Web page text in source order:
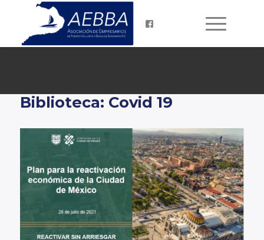
Biblioteca: Covid 19